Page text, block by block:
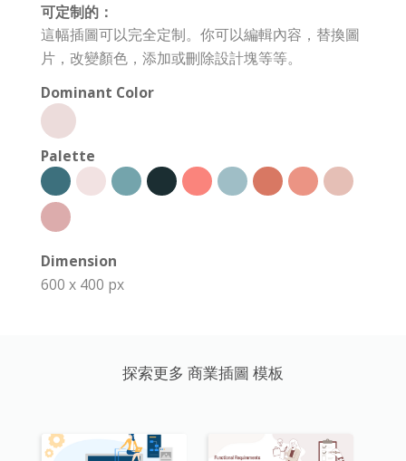
可定制的：
這幅插圖可以完全定制。你可以編輯內容，替換圖
片，改變顏色，添加或刪除設計塊等等。
Dominant Color
Palette
Dimension
600 x 400 px
探索更多 商業插圖 模板